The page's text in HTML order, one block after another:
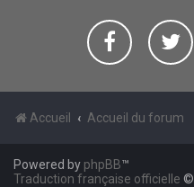
Accueil Accueil du forum
Powered by phpBB™
Traduction française officielle ©